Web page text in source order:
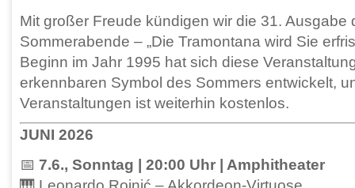
Mit großer Freude kündigen wir die 31. Ausgabe
Sommerabende – „Die Tramontana wird Sie
Beginn im Jahr 1995 hat sich diese
erkennbaren Symbol des Sommers entwickelt,
Veranstaltungen ist weiterhin kostenlos.
JUNI 2026
📅 7.6., Sonntag | 20:00 Uhr | Amphitheater